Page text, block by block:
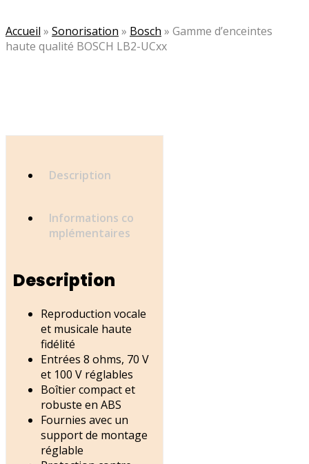
Accueil » Sonorisation » Bosch » Gamme d’enceintes
haute qualité BOSCH LB2-UCxx
Description
Informations co
mplémentaires
Description
Reproduction vocale
et musicale haute
fidélité
Entrées 8 ohms, 70 V
et 100 V réglables
Boîtier compact et
robuste en ABS
Fournies avec un
support de montage
réglable